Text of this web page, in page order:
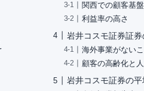
関西での顧客基盤
利益率の高さ
岩井コスモ証券証券
海外事業がないこ
顧客の高齢化と
岩井コスモ証券の平